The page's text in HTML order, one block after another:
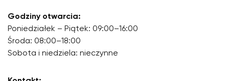
Godziny otwarcia:
Poniedziałek – Piątek: 09:00–16:00
Środa: 08:00–18:00
Sobota i niedziela: nieczynne